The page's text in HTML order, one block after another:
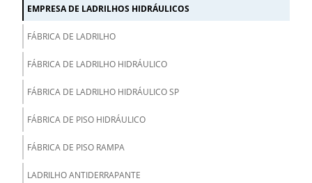
EMPRESA DE LADRILHOS HIDRÁULICOS
FÁBRICA DE LADRILHO
FÁBRICA DE LADRILHO HIDRÁULICO
FÁBRICA DE LADRILHO HIDRÁULICO SP
FÁBRICA DE PISO HIDRÁULICO
FÁBRICA DE PISO RAMPA
LADRILHO ANTIDERRAPANTE